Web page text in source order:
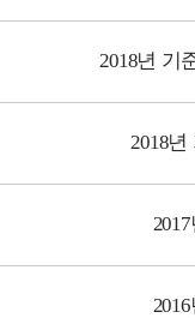
2018년 기
2018년